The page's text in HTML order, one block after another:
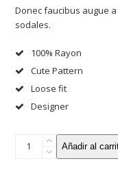
valoraciones
de
clientes
Donec faucibus augue
sodales.
100% Rayon
Cute Pattern
Loose fit
Designer
Sheer
Añadir al